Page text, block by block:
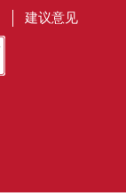
建议意见